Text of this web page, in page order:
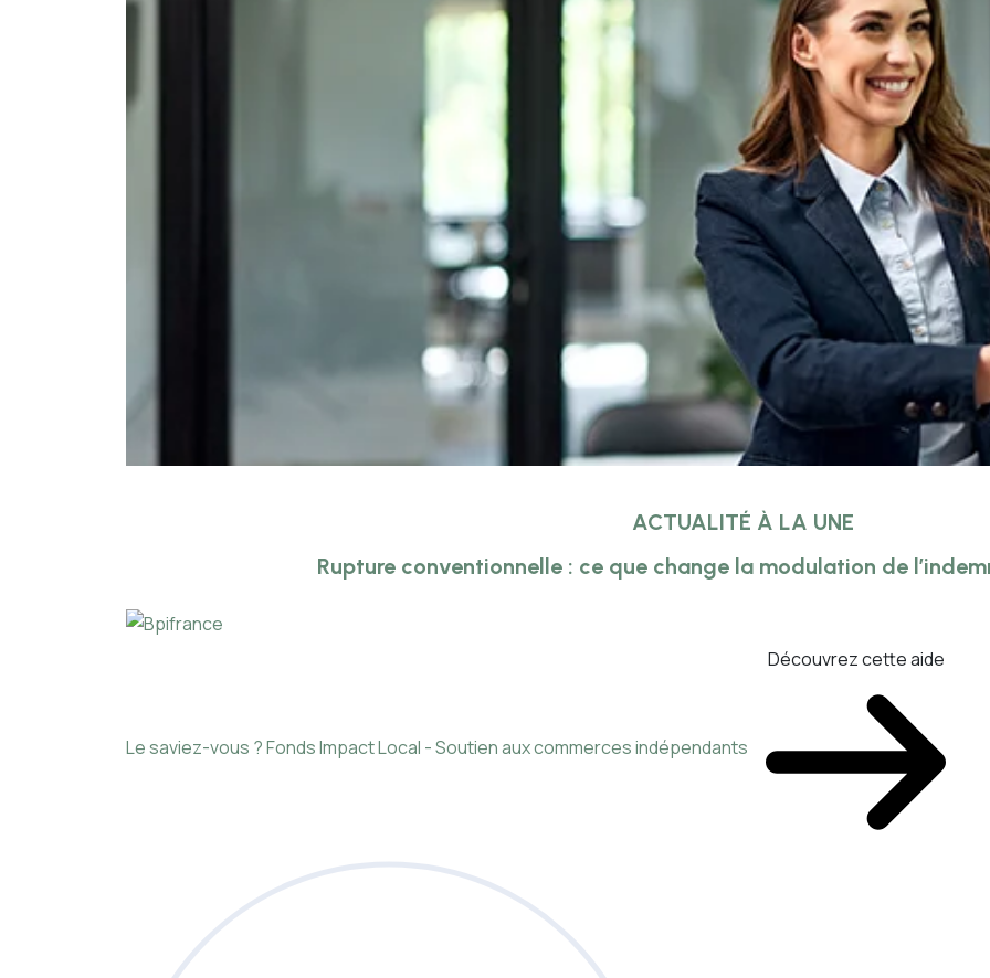
ACTUALITÉ À LA UNE
Rupture conventionnelle : ce que change la modulation de
Le saviez-vous ?Fonds Impact Local - Soutien aux commerces indépendants
Découvrez cette aide